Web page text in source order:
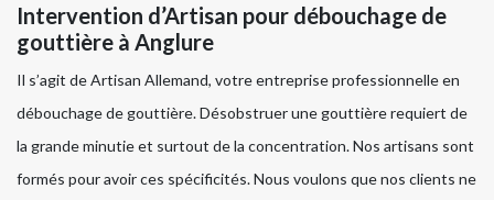
Intervention d’Artisan pour débouchage de
gouttière à Anglure
Il s’agit de Artisan Allemand, votre entreprise professionnelle en
débouchage de gouttière. Désobstruer une gouttière requiert de
la grande minutie et surtout de la concentration. Nos artisans sont
formés pour avoir ces spécificités. Nous voulons que nos clients ne